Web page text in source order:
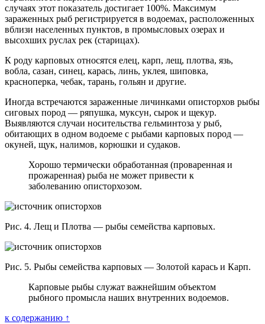
случаях этот показатель достигает 100%. Максимум
зараженных рыб регистрируется в водоемах, расположенных
вблизи населенных пунктов, в промысловых озерах и
высохших руслах рек (старицах).
К роду карповых относятся елец, карп, лещ, плотва, язь,
вобла, сазан, синец, карась, линь, уклея, шиповка,
красноперка, чебак, тарань, гольян и другие.
Иногда встречаются зараженные личинками описторхов рыбы
сиговых пород — ряпушка, муксун, сырок и щекур.
Выявляются случаи носительства гельминтоза у рыб,
обитающих в одном водоеме с рыбами карповых пород —
окуней, щук, налимов, корюшки и судаков.
Хорошо термически обработанная (проваренная и
прожаренная) рыба не может привести к
заболеванию описторхозом.
Рис. 4. Лещ и Плотва — рыбы семейства карповых.
Рис. 5. Рыбы семейства карповых — Золотой карась и Карп.
Карповые рыбы служат важнейшим объектом
рыбного промысла наших внутренних водоемов.
к содержанию ↑